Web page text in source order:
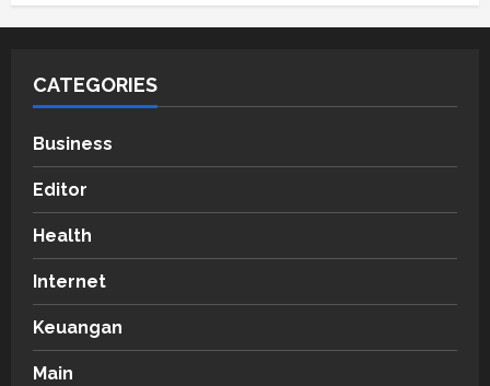
CATEGORIES
Business
Editor
Health
Internet
Keuangan
Main